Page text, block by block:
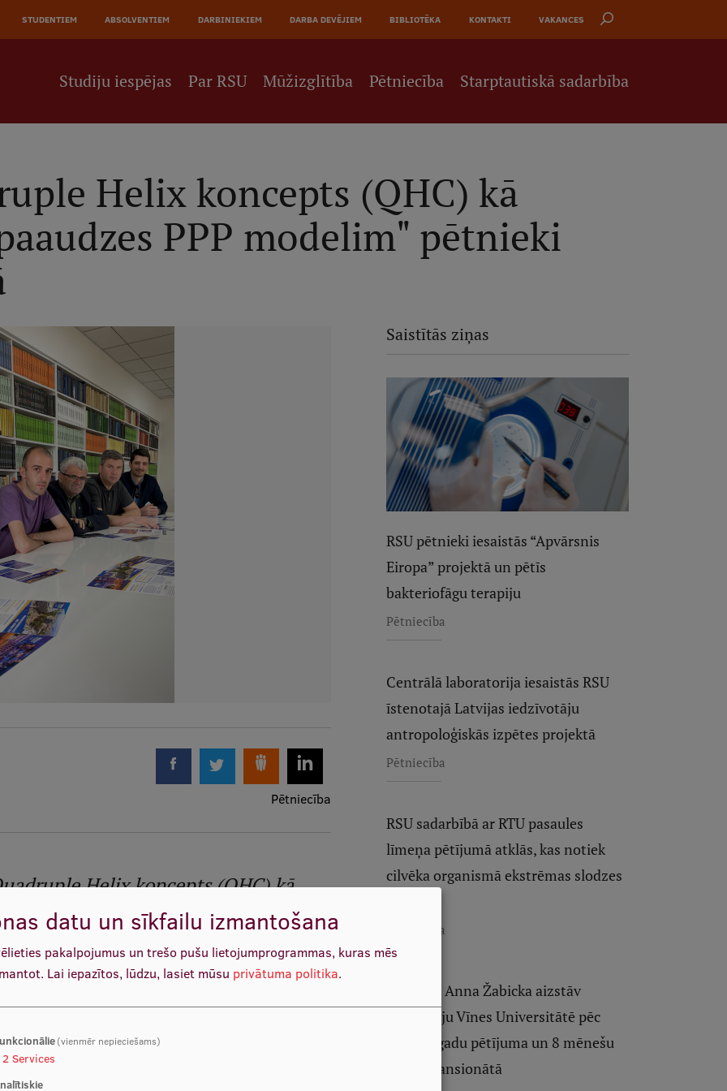
STUDENTIEM ABSOLVENTIEM DARBINIEKIEM DARBA DEVĒJIEM BIBLIOTĒKA KONTAKTI VAKANCES
Studiju iespējas Par RSU Mūžizglītība Pētniecība Starptautiskā sadarbība
Helix koncepts (QHC) kā
PPP modelim" pētnieki
Pētniecība
Helix koncepts (QHC) kā
vadītāja, RSU vadošā pētniece
vadošais pētnieks Māris
apmeklēja Gruziju. Vadošie pētnieki
University Tbilisi(BTU) un
potenciālo sadarbību,
pētniecības virzienus ar
Saistītās ziņas
RSU pētnieki iesaistās “Apvārsnis
Eiropa” projektā un pētīs
bakteriofāgu terapiju
Pētniecība
Centrālā laboratorija iesaistās RSU
īstenotajā Latvijas iedzīvotāju
antropoloģiskās izpētes projektā
Pētniecība
RSU sadarbībā ar RTU pasaules
līmeņa pētījumā atklās, kas notiek
cilvēka organismā ekstrēmas slodzes
Pētniecība
Pētniece Anna Žabicka aizstāv
disertāciju Vīnes Universitātē pēc
vairāku gadu pētījuma un 8 mēnešu
dzīves pansionātā
datu un sīkfailu izmantošana
pakalpojumus un trešo pušu lietojumprogrammas, kuras mēs
Lai iepazītos, lūdzu, lasiet mūsu privātuma politika.
(vienmēr nepieciešams)
2 Services